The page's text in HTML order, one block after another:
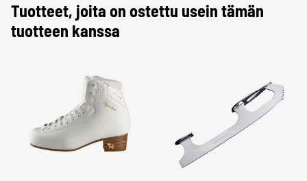
Tuotteet, joita on ostettu usein tämän
tuotteen kanssa